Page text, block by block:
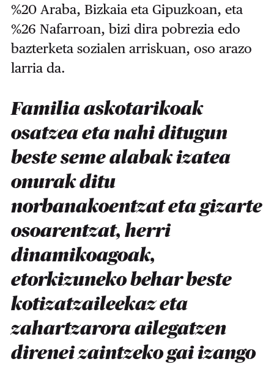
%20 Araba, Bizkaia eta Gipuzkoan, eta
%26 Nafarroan, bizi dira pobrezia edo
bazterketa sozialen arriskuan, oso arazo
larria da.
Familia askotarikoak
osatzea eta nahi ditugun
beste seme alabak izatea
onurak ditu
norbanakoentzat eta gizarte
osoarentzat, herri
dinamikoagoak,
etorkizuneko behar beste
kotizatzaileekaz eta
zahartzarora ailegatzen
direnei zaintzeko gai izango